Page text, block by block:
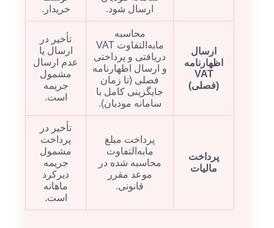
ارسال شود.
خریدار.
ارسال
اظهارنامه
VAT
(فصلی)
محاسبه
مابه‌التفاوت VAT
دریافتی و پرداختی
و ارسال اظهارنامه
فصلی (تا زمان
جایگزینی کامل با
سامانه مودیان).
تأخیر در
ارسال یا
عدم ارسال
مشمول
جریمه
است.
پرداخت
مالیات
پرداخت مبلغ
مابه‌التفاوت
محاسبه شده در
موعد مقرر
قانونی.
تأخیر در
پرداخت
مشمول
جریمه
دیرکرد
ماهانه
است.